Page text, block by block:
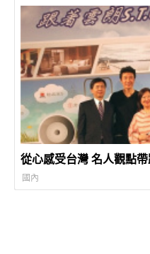
從心感受台灣 名人觀點
國內